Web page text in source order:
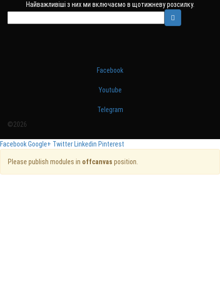
Найважливіші з них ми включаємо в щотижневу розсилку.
Facebook
Youtube
Telegram
©2026
FacebookGoogle+ Twitter Linkedin Pinterest
Please publish modules in offcanvas position.